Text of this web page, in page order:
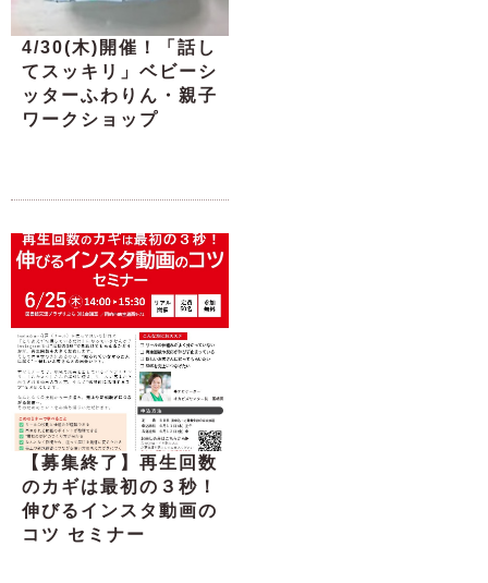
4/30(木)開催！「話し
てスッキリ」ベビーシ
ッターふわりん・親子
ワークショップ
【募集終了】再生回数
のカギは最初の３秒！
伸びるインスタ動画の
コツ セミナー